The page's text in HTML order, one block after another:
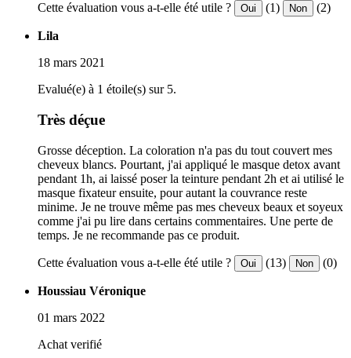
Cette évaluation vous a-t-elle été utile ? Oui (1) Non (2)
Lila
18 mars 2021
Evalué(e) à 1 étoile(s) sur 5.
Très déçue
Grosse déception. La coloration n'a pas du tout couvert mes
cheveux blancs. Pourtant, j'ai appliqué le masque detox avant
pendant 1h, ai laissé poser la teinture pendant 2h et ai utilisé le
masque fixateur ensuite, pour autant la couvrance reste
minime. Je ne trouve même pas mes cheveux beaux et soyeux
comme j'ai pu lire dans certains commentaires. Une perte de
temps. Je ne recommande pas ce produit.
Cette évaluation vous a-t-elle été utile ? Oui (13) Non (0)
Houssiau Véronique
01 mars 2022
Achat verifié